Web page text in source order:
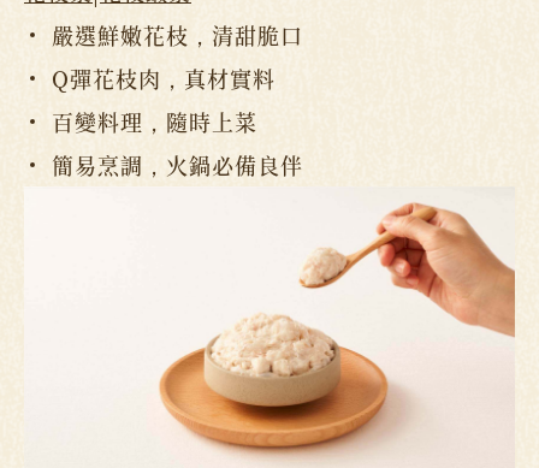
嚴選鮮嫩花枝，清甜脆口
Q彈花枝肉，真材實料
百變料理，隨時上菜
簡易烹調，火鍋必備良伴